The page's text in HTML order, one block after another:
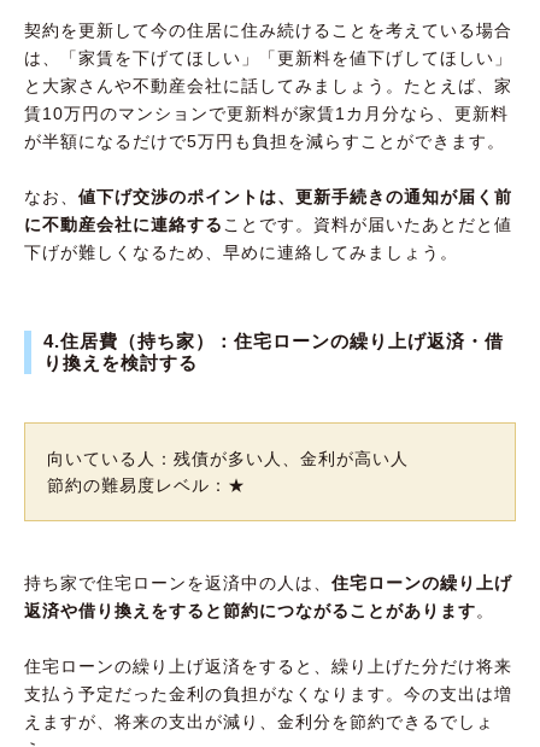
契約を更新して今の住居に住み続けることを考えている場合
は、「家賃を下げてほしい」「更新料を値下げしてほしい」
と大家さんや不動産会社に話してみましょう。たとえば、家
賃10万円のマンションで更新料が家賃1カ月分なら、更新料
が半額になるだけで5万円も負担を減らすことができます。
なお、 値下げ交渉のポイントは、更新手続きの通知が届く前
に不動産会社に連絡することです。資料が届いたあとだと値
下げが難しくなるため、早めに連絡してみましょう。
4.住居費（持ち家）：住宅ローンの繰り上げ返済・借
り換えを検討する
向いている人：残債が多い人、金利が高い人
節約の難易度レベル：★
持ち家で住宅ローンを返済中の人は、 住宅ローンの繰り上げ
返済や借り換えをすると節約につながることがあります。
住宅ローンの繰り上げ返済をすると、繰り上げた分だけ将来
支払う予定だった金利の負担がなくなります。今の支出は増
えますが、将来の支出が減り、金利分を節約できるでしょ